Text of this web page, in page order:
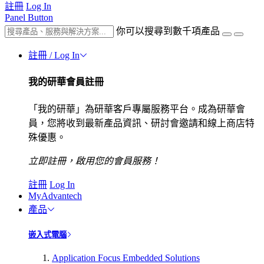
註冊 Log In
Panel Button
你可以搜尋到數千項產品
註冊 / Log In
我的研華會員註冊
「我的研華」為研華客戶專屬服務平台。成為研華會
員，您將收到最新產品資訊、研討會邀請和線上商店特
殊優惠。
立即註冊，啟用您的會員服務！
註冊 Log In
MyAdvantech
產品
嵌入式電腦
Application Focus Embedded Solutions